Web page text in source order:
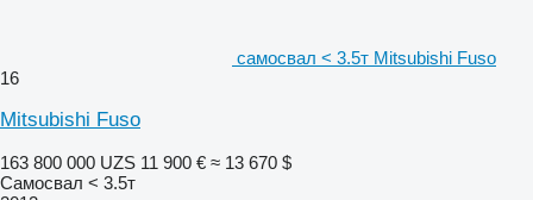
самосвал < 3.5т Mitsubishi Fuso
16
Mitsubishi Fuso
163 800 000 UZS 11 900 € ≈ 13 670 $
Самосвал < 3.5т